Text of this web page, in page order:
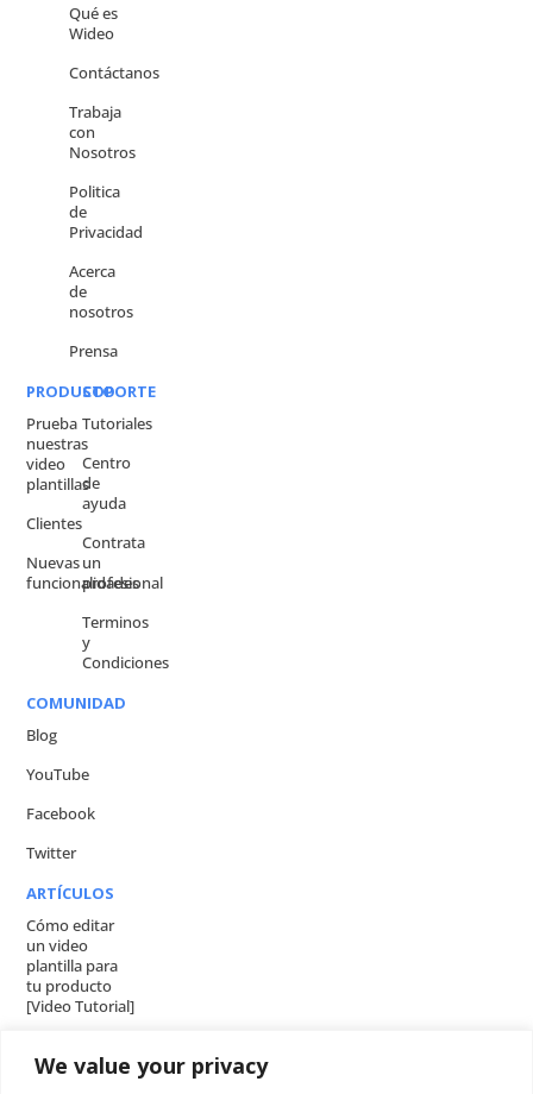
We value your privacy
Qué es
Wideo
Contáctanos
Trabaja
con
Nosotros
Politica
de
Privacidad
Acerca
de
nosotros
Prensa
PRODUCTO
Prueba
nuestras
video
plantillas
Clientes
Nuevas
funcionalidades
SOPORTE
Tutoriales
Centro
de
ayuda
Contrata
un
profesional
Terminos
y
Condiciones
COMUNIDAD
Blog
YouTube
Facebook
Twitter
ARTÍCULOS
Cómo editar
un video
plantilla para
tu producto
[Video Tutorial]
usar un video